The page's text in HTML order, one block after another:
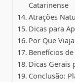
Catarinense
Atrações
Dicas para
Por Que
Benefícios
Dicas Gerais
Conclusão: